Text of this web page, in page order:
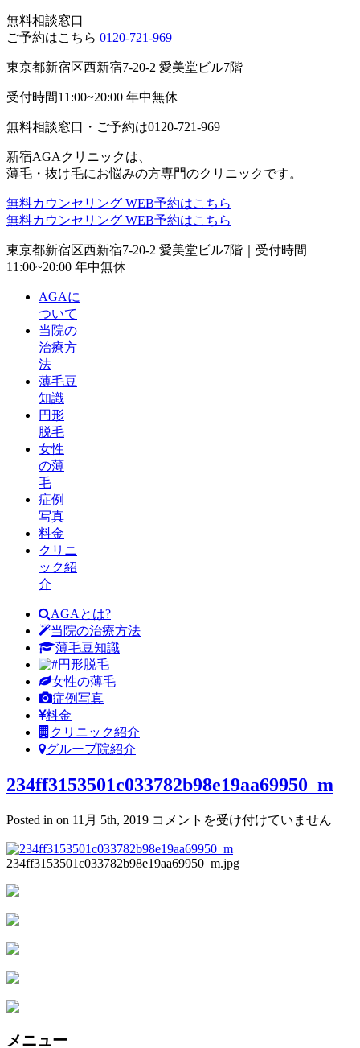
無料相談窓口
ご予約はこちら 0120-721-969
東京都新宿区西新宿7-20-2 愛美堂ビル7階
受付時間11:00~20:00 年中無休
無料相談窓口・ご予約は0120-721-969
新宿AGAクリニックは、
薄毛・抜け毛にお悩みの方専門のクリニックです。
無料カウンセリング WEB予約はこちら
無料カウンセリング WEB予約はこちら
東京都新宿区西新宿7-20-2 愛美堂ビル7階｜ 受付時間
11:00~20:00 年中無休
AGAに
ついて
当院の
治療方
法
薄毛豆
知識
円形
脱毛
女性
の薄
毛
症例
写真
料金
クリニ
ック紹
介
AGAとは?
当院の治療方法
薄毛豆知識
円形脱毛
女性の薄毛
症例写真
料金
クリニック紹介
グループ院紹介
234ff3153501c033782b98e19aa69950_m
Posted in on 11月 5th, 2019 コメントを受け付けていません
234ff3153501c033782b98e19aa69950_m.jpg
メニュー